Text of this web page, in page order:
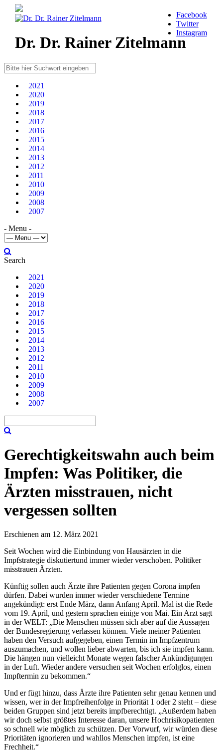
Dr. Dr. Rainer Zitelmann
Facebook
Twitter
Instagram
2021
2020
2019
2018
2017
2016
2015
2014
2013
2012
2011
2010
2009
2008
2007
- Menu -
Search
2021
2020
2019
2018
2017
2016
2015
2014
2013
2012
2011
2010
2009
2008
2007
Gerechtigkeitswahn auch beim
Impfen: Was Politiker, die
Ärzten misstrauen, nicht
vergessen sollten
Erschienen am 12. März 2021
Seit Wochen wird die Einbindung von Hausärzten in die
Impfstrategie diskutiertund immer wieder verschoben. Politiker
misstrauen Ärzten.
Künftig sollen auch Ärzte ihre Patienten gegen Corona impfen
dürfen. Dabei wurden immer wieder verschiedene Termine
angekündigt: erst Ende März, dann Anfang April. Mal ist die Rede
vom 19. April, und gestern sprachen einige von Mai. Ein Arzt sagt
in der WELT: „Die Menschen müssen sich aber auf die Aussagen
der Bundesregierung verlassen können. Viele meiner Patienten
haben den Versuch aufgegeben, einen Termin im Impfzentrum
auszumachen, und wollen lieber abwarten, bis ich sie impfen kann.
Die hängen nun vielleicht Monate wegen falscher Ankündigungen
in der Luft. Wieder andere versuchen seit Wochen erfolglos, einen
Impftermin zu bekommen.“
Und er fügt hinzu, dass Ärzte ihre Patienten sehr genau kennen und
wissen, wer in der Impfreihenfolge in Priorität 1 oder 2 steht – diese
beiden Gruppen sind jetzt bereits impfberechtigt. „Außerdem haben
wir doch selbst größtes Interesse daran, unsere Hochrisikopatienten
so schnell wie möglich zu schützen. Der Vorwurf, wir würden diese
Prioritäten ignorieren und wahllos Menschen impfen, ist eine
Frechheit.“